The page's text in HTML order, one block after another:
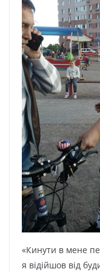
«Кинути в мене
я відійшов від